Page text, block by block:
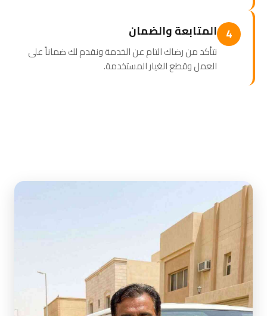
4 المتابعة والضمان
نتأكد من رضاك التام عن الخدمة ونقدم لك ضماناً على
العمل وقطع الغيار المستخدمة.